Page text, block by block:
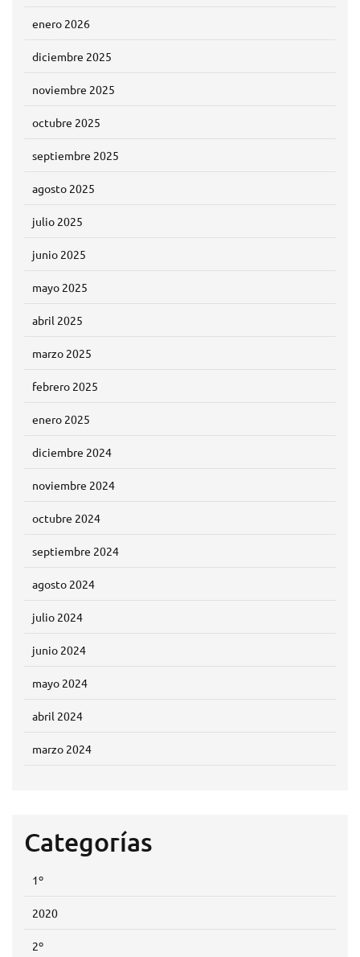
enero 2026
diciembre 2025
noviembre 2025
octubre 2025
septiembre 2025
agosto 2025
julio 2025
junio 2025
mayo 2025
abril 2025
marzo 2025
febrero 2025
enero 2025
diciembre 2024
noviembre 2024
octubre 2024
septiembre 2024
agosto 2024
julio 2024
junio 2024
mayo 2024
abril 2024
marzo 2024
Categorías
1º
2020
2º